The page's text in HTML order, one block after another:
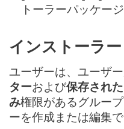
トーラーパッケー
インストーラ
ユーザーは、ユーザ
ターおよび保存され
み権限があるグルー
ーを作成または編集で